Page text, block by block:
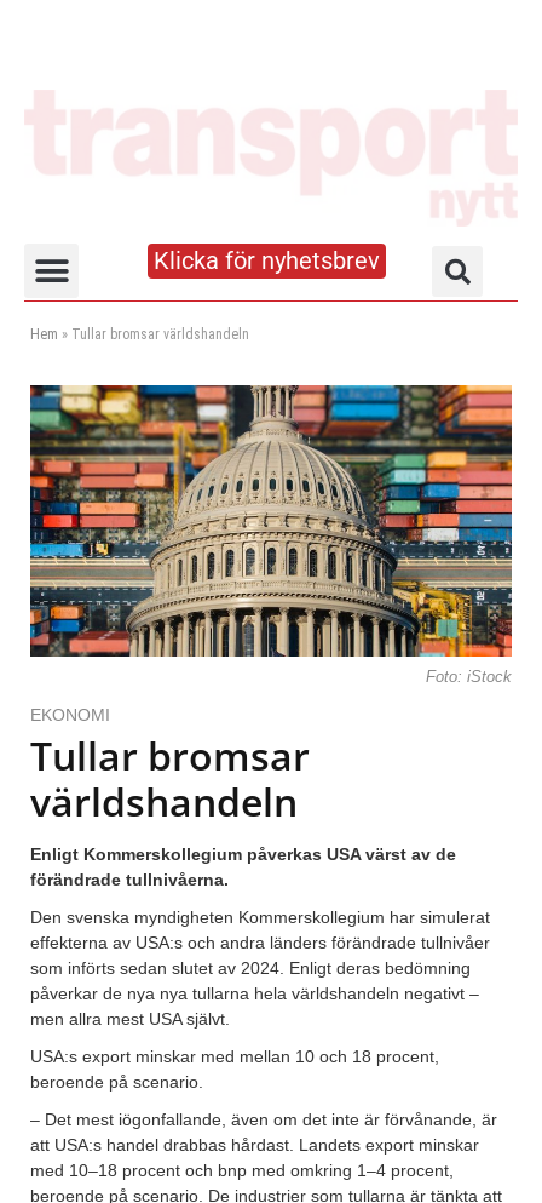
Klicka för nyhetsbrev
Hem » Tullar bromsar världshandeln
Foto: iStock
EKONOMI
Tullar bromsar
världshandeln
Enligt Kommerskollegium påverkas USA värst av de
förändrade tullnivåerna.
Den svenska myndigheten Kommerskollegium har simulerat
effekterna av USA:s och andra länders förändrade tullnivåer
som införts sedan slutet av 2024. Enligt deras bedömning
påverkar de nya nya tullarna hela världshandeln negativt –
men allra mest USA självt.
USA:s export minskar med mellan 10 och 18 procent,
beroende på scenario.
– Det mest iögonfallande, även om det inte är förvånande, är
att USA:s handel drabbas hårdast. Landets export minskar
med 10–18 procent och bnp med omkring 1–4 procent,
beroende på scenario. De industrier som tullarna är tänkta att